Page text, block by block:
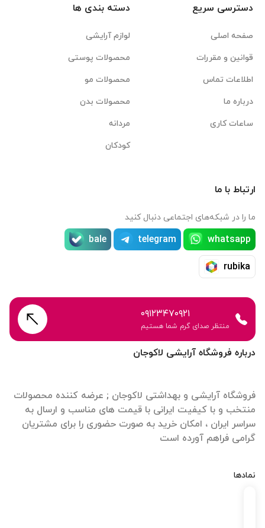
درباره فروشگاه آرایشی لاکوجان
فروشگاه آرایشی و بهداشتی لاکوجان ; عرضه کننده محصولات
منتخب و با کیفیت ایرانی با قیمت های مناسب و ارسال به
سراسر ایران ، امکان خرید به صورت حضوری را برای مشتریان
گرامی فراهم آورده است
نمادها
دسترسی سریع
صفحه اصلی
قوانین و مقررات
اطلاعات تماس
درباره ما
ساعات کاری
دسته بندی ها
لوازم آرایشی
محصولات پوستی
محصولات مو
محصولات بدن
مردانه
کودکان
ارتباط با ما
ما را در شبکه‌های اجتماعی دنبال کنید
whatsapp
telegram
bale
rubika
۰۹۱۲۳۴۷۰۹۲۱
منتظر صدای گرم شما هستیم